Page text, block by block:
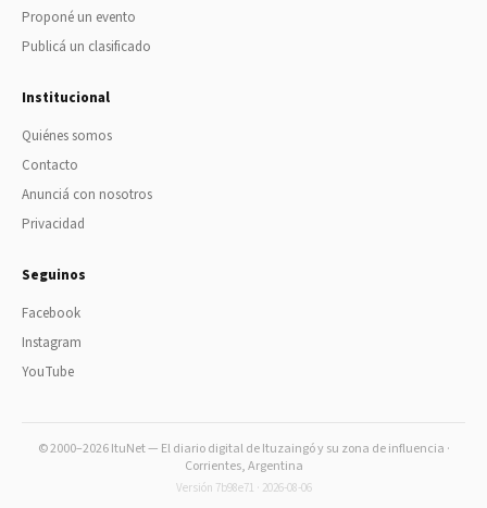
Proponé un evento
Publicá un clasificado
Institucional
Quiénes somos
Contacto
Anunciá con nosotros
Privacidad
Seguinos
Facebook
Instagram
YouTube
© 2000–2026 ItuNet — El diario digital de Ituzaingó y su zona de influencia ·
Corrientes, Argentina
Versión 7b98e71 · 2026-08-06